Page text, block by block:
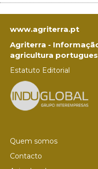
www.agriterra.pt
Agriterra -
agricultura
Estatuto Editorial
Quem somos
Contacto